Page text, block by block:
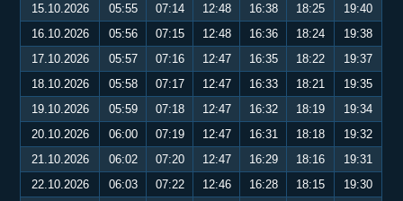
15.10.2026
05:55 07:14 12:48 16:38 18:25
19:40
16.10.2026
05:56 07:15 12:48 16:36 18:24
19:38
17.10.2026
05:57 07:16 12:47 16:35 18:22
19:37
18.10.2026
05:58 07:17 12:47 16:33 18:21
19:35
19.10.2026
05:59 07:18 12:47 16:32 18:19
19:34
20.10.2026
06:00 07:19 12:47 16:31 18:18
19:32
21.10.2026
06:02 07:20 12:47 16:29 18:16
19:31
22.10.2026
06:03 07:22 12:46 16:28 18:15
19:30